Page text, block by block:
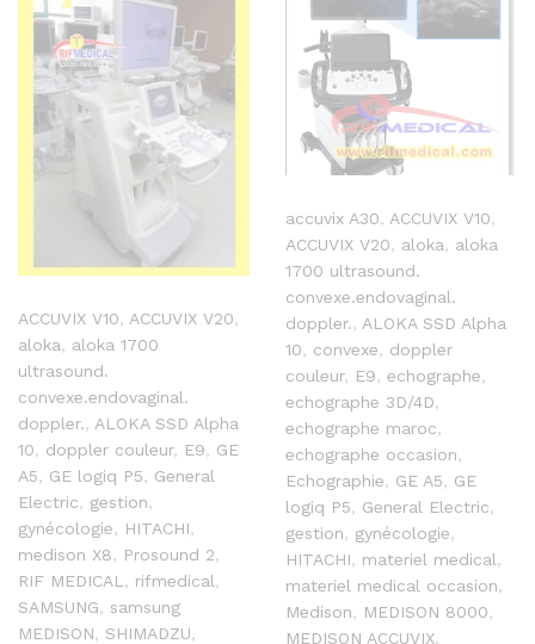
ACCUVIX V10, ACCUVIX V20,
aloka, aloka 1700
ultrasound.
convexe.endovaginal.
doppler., ALOKA SSD Alpha
10, doppler couleur, E9, GE
A5, GE logiq P5, General
Electric, gestion,
gynécologie, HITACHI,
medison X8, Prosound 2,
RIF MEDICAL , rifmedical,
SAMSUNG, samsung
MEDISON, SHIMADZU,
accuvix A30, ACCUVIX V10,
ACCUVIX V20, aloka, aloka
1700 ultrasound.
convexe.endovaginal.
doppler., ALOKA SSD Alpha
10, convexe, doppler
couleur, E9, echographe,
echographe 3D/4D,
echographe maroc,
echographe occasion,
Echographie, GE A5, GE
logiq P5, General Electric,
gestion, gynécologie,
HITACHI, materiel medical,
materiel medical occasion,
Medison, MEDISON 8000,
MEDISON ACCUVIX,